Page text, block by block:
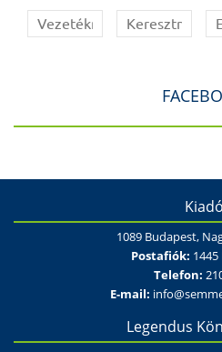
Kiadó
1089 Budapest,
Postafiók: 1445
Telefon:
E-mail:
Legendus